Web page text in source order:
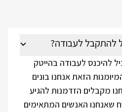
להתקבל לעבודה?
להיכנס לעבודה בהייטק
הזאת אנחנו בונים
מקבלים הזדמנות להגיע
שאנחנו האנשים המתאימים